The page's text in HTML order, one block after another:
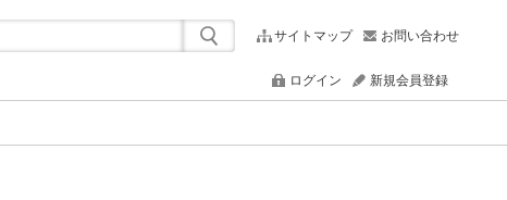
サイトマップ お問い合わせ
ログイン 新規会員登録